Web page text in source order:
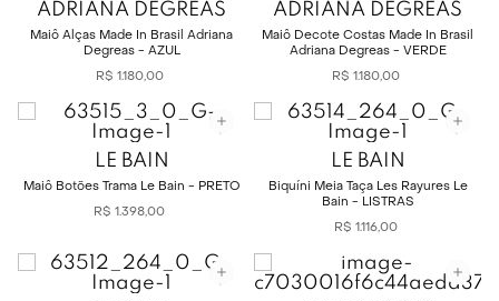
ADRIANA DEGREAS
Maiô Alças Made In Brasil Adriana
Degreas - AZUL
R$ 1.180,00
ADRIANA DEGREAS
Maiô Decote Costas Made In Brasil
Adriana Degreas - VERDE
R$ 1.180,00
LE BAIN
Maiô Botões Trama Le Bain - PRETO
R$ 1.398,00
LE BAIN
Biquíni Meia Taça Les Rayures Le
Bain - LISTRAS
R$ 1.116,00